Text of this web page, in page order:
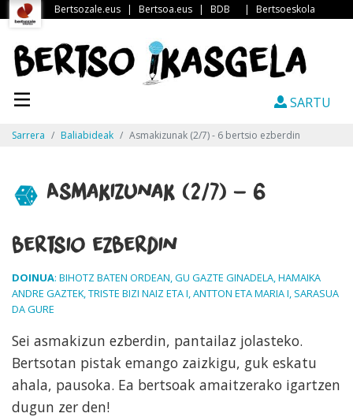
Bertsozale.eus | Bertsoa.eus | BDB | Bertsoeskola
SARTU
Sarrera Baliabideak Asmakizunak (2/7) - 6 bertsio ezberdin
Asmakizunak (2/7) - 6
bertsio ezberdin
DOINUA: BIHOTZ BATEN ORDEAN, GU GAZTE GINADELA, HAMAIKA
ANDRE GAZTEK, TRISTE BIZI NAIZ ETA I, ANTTON ETA MARIA I, SARASUA
DA GURE
Sei asmakizun ezberdin, pantailaz jolasteko.
Bertsotan pistak emango zaizkigu, guk eskatu
ahala, pausoka. Ea bertsoak amaitzerako igartzen
dugun zer den!